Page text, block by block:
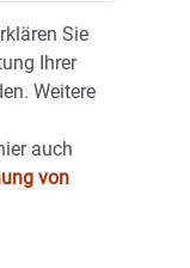
Sie
Ihrer
Weitere
auch
von